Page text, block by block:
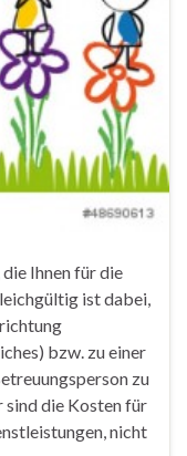
Ihnen für die
ist dabei,
bzw. zu einer
zu
sind die Kosten für
nicht